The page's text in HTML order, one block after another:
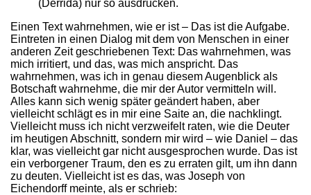
(Derrida) nur so ausdrücken.
Einen Text wahrnehmen, wie er ist – Das ist die Aufgabe.
Eintreten in einen Dialog mit dem von Menschen in einer
anderen Zeit geschriebenen Text: Das wahrnehmen, was
mich irritiert, und das, was mich anspricht. Das
wahrnehmen, was ich in genau diesem Augenblick als
Botschaft wahrnehme, die mir der Autor vermitteln will.
Alles kann sich wenig später geändert haben, aber
vielleicht schlägt es in mir eine Saite an, die nachklingt.
Vielleicht muss ich nicht verzweifelt raten, wie die Deuter
im heutigen Abschnitt, sondern mir wird – wie Daniel – das
klar, was vielleicht gar nicht ausgesprochen wurde. Das ist
ein verborgener Traum, den es zu erraten gilt, um ihn dann
zu deuten. Vielleicht ist es das, was Joseph von
Eichendorff meinte, als er schrieb: